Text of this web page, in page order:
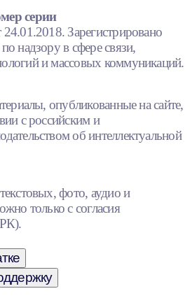
серии
Зарегистрировано
надзору в сфере связи,
и массовых коммуникаций.
опубликованные на сайте,
с российским и
об интеллектуальной
фото, аудио и
только с согласия